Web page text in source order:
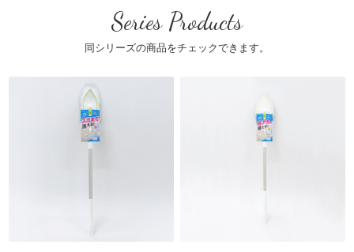
Series Products
同シリーズの商品をチェックできます。